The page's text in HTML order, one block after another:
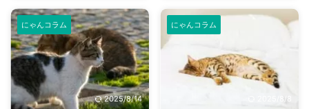
る時の癖であることが多い 歯周
病 ...
や退屈、遊びの要求が急な走り ...
るかな…」。猫のかわいらしい姿
に癒やされたり、一緒に暮らす生
活に憧れたりする反面、本当に自
分に飼えるのか不安を感じる方も
多いのではないでしょうか。 猫
を飼うことは、新しい家族を迎え
ることであり、命を預かる大きな
責任が伴います。 この記事で
いるのでしょうか？ 猫の性格や
体調によって、その行動はさまざ
てほしい子もいれば、ひっそりと
最期を迎えたいと思っている子も
いることでしょう。 この記事で
は、猫が最期を悟ったときに示す
にゃんコラム
2025/8/14
にゃんコラム
2025/8/8